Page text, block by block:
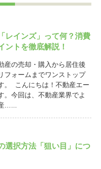
レインズ」って何？消費
ントを徹底解説！
産の売却・購入から居住後
フォームまでワンストップ
。 こんにちは！不動産エー
。今回は、不動産業界でよ
…...
選択方法「狙い目」につ